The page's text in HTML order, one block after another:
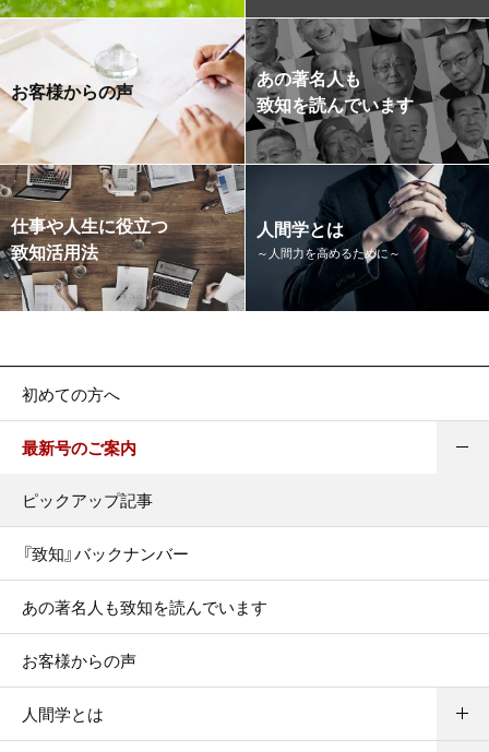
お客様からの声
あの著名人も
致知を読んでいます
仕事や人生に役立つ
致知活用法
人間学とは
～人間力を高めるために～
初めての方へ
最新号のご案内
ピックアップ記事
『致知』バックナンバー
あの著名人も致知を読んでいます
お客様からの声
人間学とは